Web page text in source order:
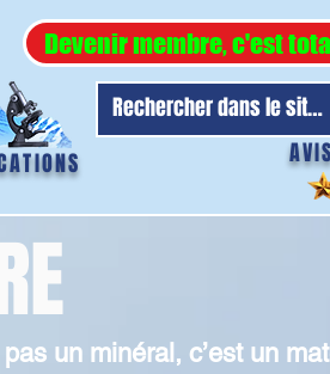
Devenir membre, c'est
pas un minéral, c’est un